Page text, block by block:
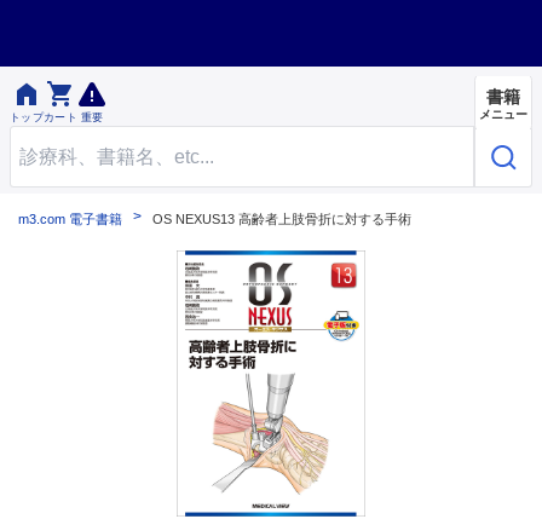

トップ

カート 重要
書籍
メニュー
m3.com 電子書籍 OS NEXUS13 高齢者上肢骨折に対する手術